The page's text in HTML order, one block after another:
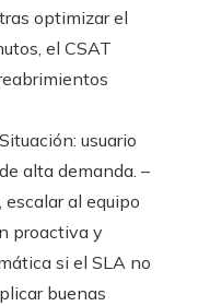
optimizar el
el CSAT
usuario
alta demanda. –
al equipo
proactiva y
si el SLA no
buenas